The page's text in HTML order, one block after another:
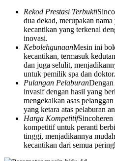
Rekod Prestasi Terbukti
dua dekad, merupakan
kecantikan yang terkenal
inovasi.
KebolehgunaanMesin ini
kecantikan, termasuk
dan juga selulit,
untuk pemilik spa dan doktor.
Pulangan Pelaburan
invasif dengan hasil yang
mengekalkan asas
yang ketara atas pelaburan
Harga Kompetitif
kompetitif untuk peranti
tinggi, menjadikannya
kecantikan dari semua